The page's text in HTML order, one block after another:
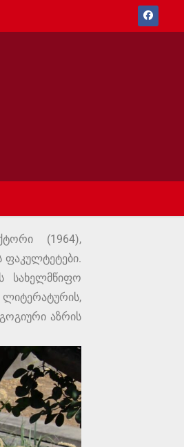
(1964),
სახელმწიფო
ლიტერატურის,
აზრის